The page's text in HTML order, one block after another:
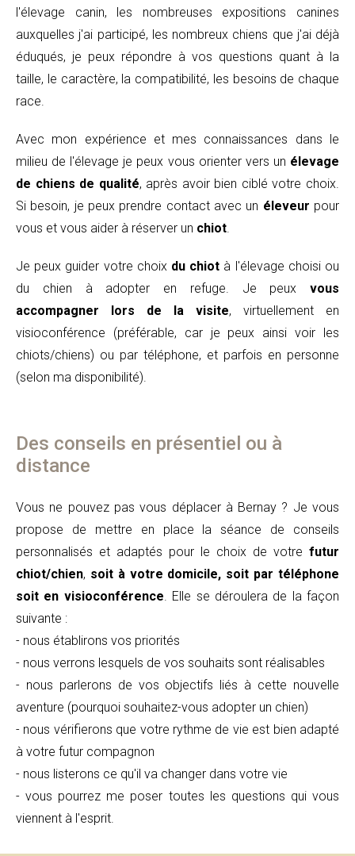
l'élevage canin, les nombreuses expositions canines
auxquelles j'ai participé, les nombreux chiens que j'ai déjà
éduqués, je peux répondre à vos questions quant à la
taille, le caractère, la compatibilité, les besoins de chaque
race.
Avec mon expérience et mes connaissances dans le
milieu de l'élevage je peux vous orienter vers un élevage
de chiens de qualité, après avoir bien ciblé votre choix.
Si besoin, je peux prendre contact avec un éleveur pour
vous et vous aider à réserver un chiot
Je peux guider votre choix du chiot à l'élevage choisi ou
du chien à adopter en refuge. Je peux vous
accompagner lors de la visite, virtuellement en
visioconférence (préférable, car je peux ainsi voir les
chiots/chiens) ou par téléphone, et parfois en personne
(selon ma disponibilité).
Des conseils en présentiel ou à
distance
Vous ne pouvez pas vous déplacer à Bernay ? Je vous
propose de mettre en place la séance de conseils
personnalisés et adaptés pour le choix de votre futur
chiot/chien, soit à votre domicile, soit par téléphone
soit en visioconférence . Elle se déroulera de la façon
suivante :
- nous établirons vos priorités
- nous verrons lesquels de vos souhaits sont réalisables
- nous parlerons de vos objectifs liés à cette nouvelle
aventure (pourquoi souhaitez-vous adopter un chien)
- nous vérifierons que votre rythme de vie est bien adapté
à votre futur compagnon
- nous listerons ce qu'il va changer dans votre vie
- vous pourrez me poser toutes les questions qui vous
viennent à l'esprit.